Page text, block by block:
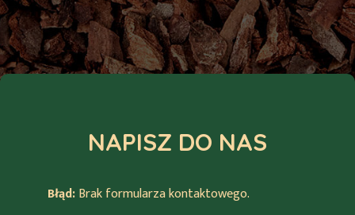
NAPISZ DO NAS
Błąd:Brak formularza kontaktowego.